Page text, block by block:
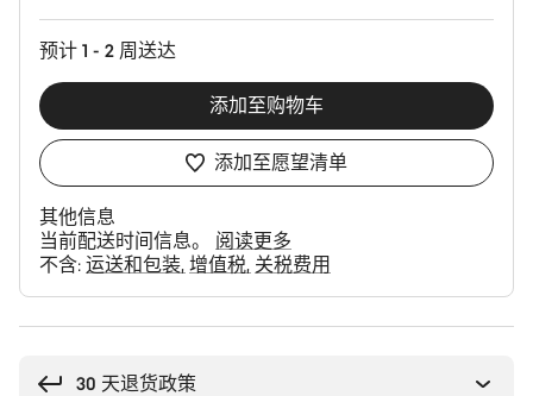
预计 1 - 2 周送达
添加至购物车
添加至愿望清单
其他信息
当前配送时间信息。 阅读更多
不含: 运送和包装 增值税 关税费用
30 天退货政策